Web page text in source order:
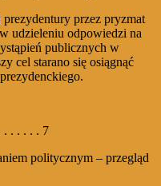
przez pryzmat
udzieleniu odpowiedzi na
publicznych w
cel starano się osiągnąć
. . . . . . 7
politycznym – przegląd